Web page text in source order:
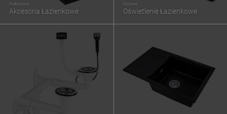
Praktyczne
Akcesoria Łazienkowe
Stylowe
Oświetlenie Łazienkowe